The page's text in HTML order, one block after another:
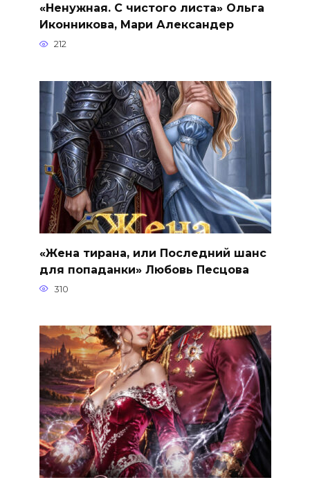
«Ненужная. С чистого листа» Ольга
Иконникова, Мари Александер
212
«Жена тирана, или Последний шанс
для попаданки» Любовь Песцова
310